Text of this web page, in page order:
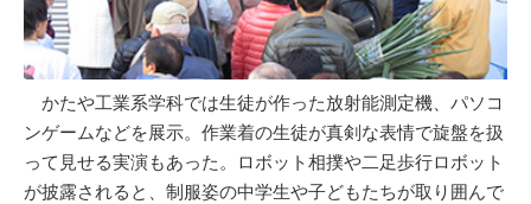
かたや工業系学科では生徒が作った放射能測定機、パソコ
ンゲームなどを展示。作業着の生徒が真剣な表情で旋盤を扱
って見せる実演もあった。ロボット相撲や二足歩行ロボット
が披露されると、制服姿の中学生や子どもたちが取り囲んで